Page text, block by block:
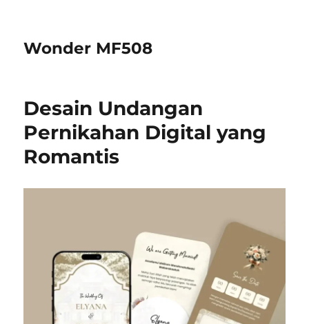
Wonder MF508
Desain Undangan
Pernikahan Digital yang
Romantis